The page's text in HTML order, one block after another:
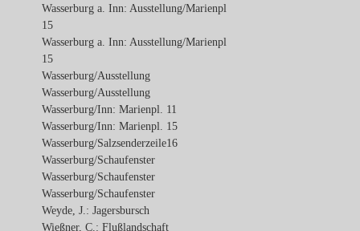
Wasserburg a. Inn: Ausstellung/Marienpl
15
Wasserburg a. Inn: Ausstellung/Marienpl
15
Wasserburg/Ausstellung
Wasserburg/Ausstellung
Wasserburg/Inn: Marienpl. 11
Wasserburg/Inn: Marienpl. 15
Wasserburg/Salzsenderzeile16
Wasserburg/Schaufenster
Wasserburg/Schaufenster
Wasserburg/Schaufenster
Weyde, J.: Jagersbursch
Wießner, C.: Flußlandschaft